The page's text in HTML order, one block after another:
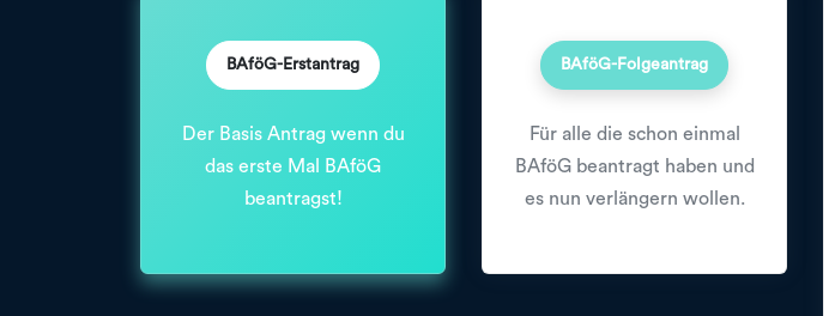
BAföG-Erstantrag
Der Basis Antrag wenn du
das erste Mal BAföG
beantragst!
BAföG-Folgeantrag
Für alle die schon einmal
BAföG beantragt haben und
es nun verlängern wollen.